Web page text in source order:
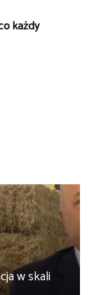
każdy
w skali